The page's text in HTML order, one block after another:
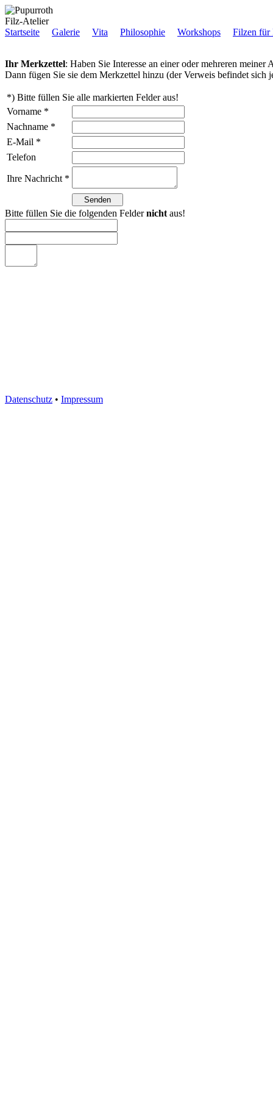
Filz-Atelier
Startseite
Galerie Vita Philosophie Workshops Filzen für
Ihr Merkzettel: Haben Sie Interesse an einer oder mehreren
Dann fügen Sie sie dem Merkzettel hinzu (der Verweis befindet
*) Bitte füllen Sie alle markierten Felder aus!
Vorname *
Nachname *
E-Mail *
Telefon
Ihre Nachricht *
Bitte füllen Sie die folgenden Feldernicht aus!
Datenschutz • Impressum